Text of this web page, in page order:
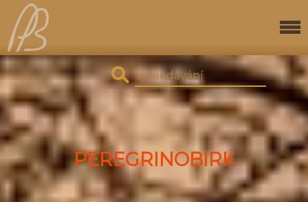
PEREGRINOBIRK